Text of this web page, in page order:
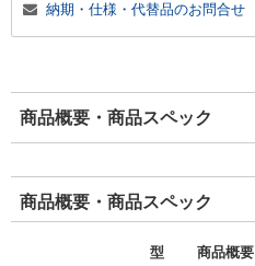
納期・仕様・代替品のお問合せ
商品概要・商品スペック
商品概要・商品スペック
型 商品概要